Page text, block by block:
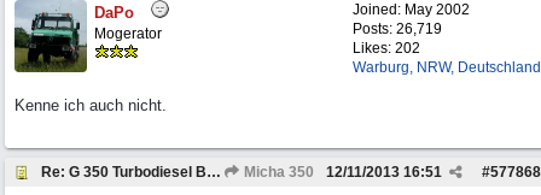
Joined: May 2002
Posts: 26,719
Likes: 202
Warburg, NRW, Deutschland
DaPo
Mogerator
Kenne ich auch nicht.
Re: G 350 Turbodiesel Brabus Intercooler Micha 350 #577868
12/11/2013 16:51